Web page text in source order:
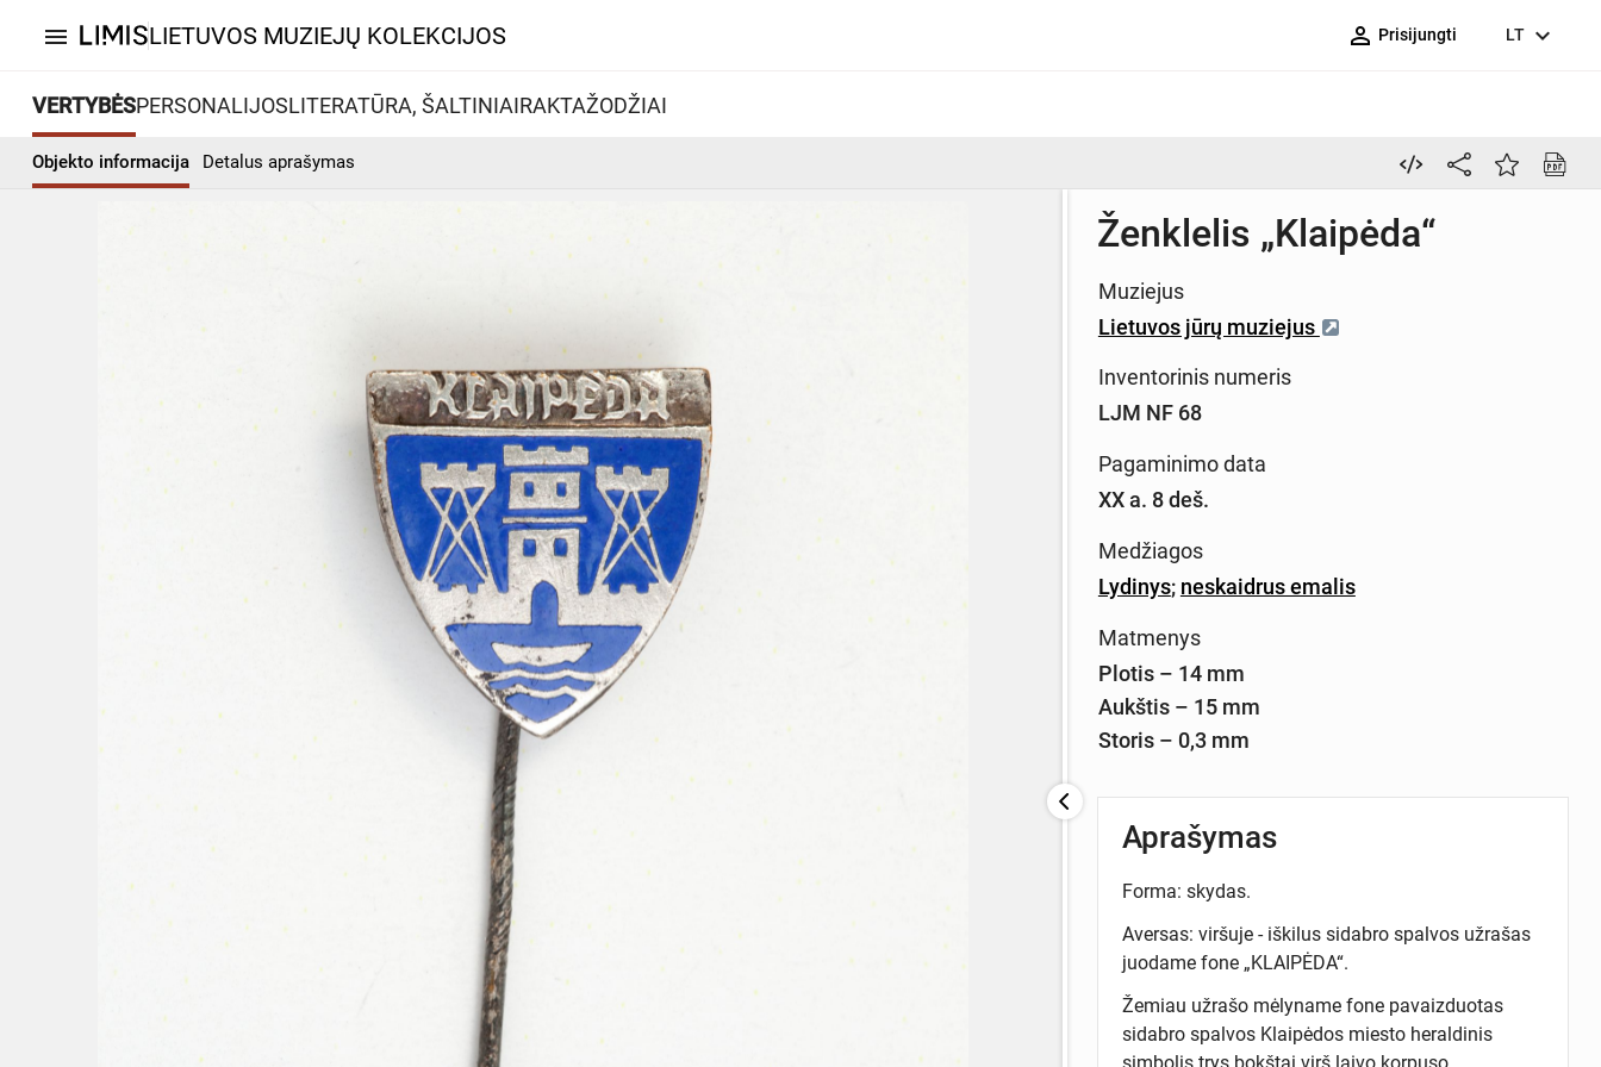
menu LIETUVOS MUZIEJŲ KOLEKCIJOS person_outline Prisijungti LT expand_more
VERTYBĖSPERSONALIJOSLITERATŪRA, ŠALTINIAIRAKTAŽODŽIAI
Objekto informacija Detalus aprašymas
Ženklelis „Klaipėda“
Muziejus
Lietuvos jūrų muziejus
Inventorinis numeris
LJM NF 68
Pagaminimo data
XX a. 8 deš.
Medžiagos
Lydinys; neskaidrus emalis
Matmenys
Plotis – 14 mm
Aukštis – 15 mm
Storis – 0,3 mm
Aprašymas
Forma: skydas.
Aversas: viršuje - iškilus sidabro spalvos užrašas
juodame fone „KLAIPĖDA“.
Žemiau užrašo mėlyname fone pavaizduotas
sidabro spalvos Klaipėdos miesto heraldinis